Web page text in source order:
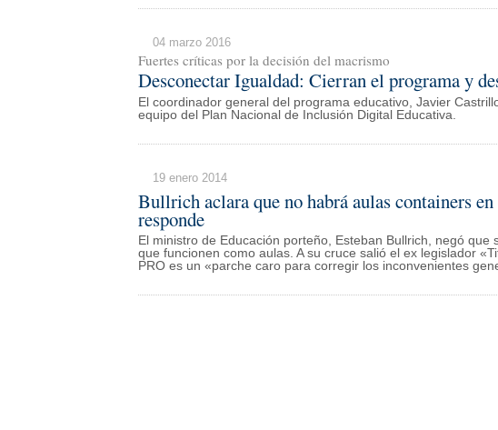
04 marzo 2016
Fuertes críticas por la decisión del macrismo
Desconectar Igualdad: Cierran el programa y
El coordinador general del programa educativo, Javier
equipo del Plan Nacional de Inclusión Digital Educativa.
19 enero 2014
Bullrich aclara que no habrá aulas containers
responde
El ministro de Educación porteño, Esteban Bullrich, negó
que funcionen como aulas. A su cruce salió el ex legislador
PRO es un «parche caro para corregir los inconvenientes